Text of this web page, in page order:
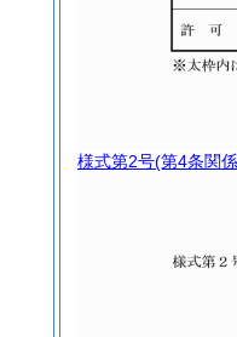
様式第2号(第4条関